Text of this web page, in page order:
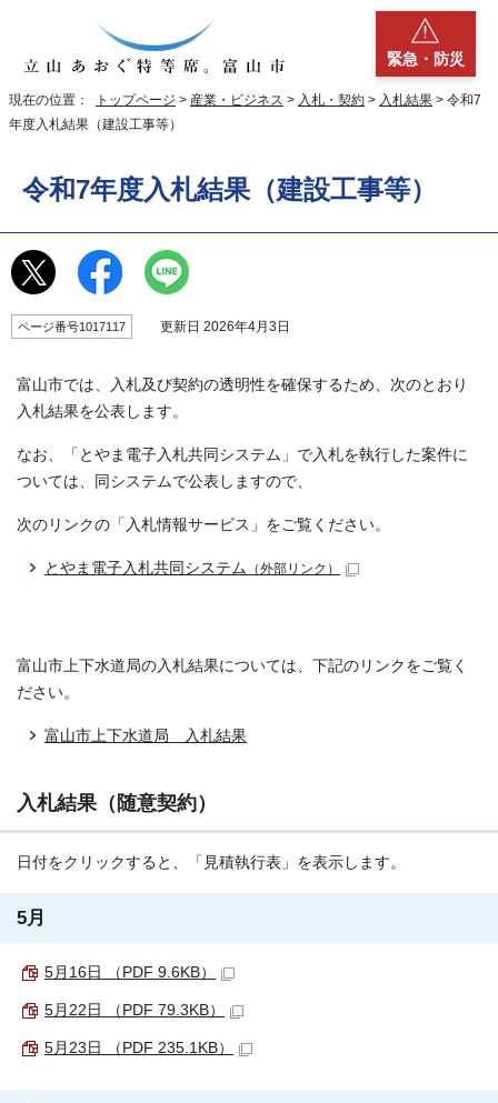
緊急・防災
現在の位置： トップページ > 産業・ビジネス > 入札・契約 > 入札結果 > 令和7
年度入札結果（建設工事等）
令和7年度入札結果（建設工事等）
ページ番号1017117 更新日 2026年4月3日
富山市では、入札及び契約の透明性を確保するため、次のとおり
入札結果を公表します。
なお、「とやま電子入札共同システム」で入札を執行した案件に
ついては、同システムで公表しますので、
次のリンクの「入札情報サービス」をご覧ください。
とやま電子入札共同システム （外部リンク）
富山市上下水道局の入札結果については、下記のリンクをご覧く
ださい。
富山市上下水道局 入札結果
入札結果（随意契約）
日付をクリックすると、「見積執行表」を表示します。
5月
5月16日 （PDF 9.6KB）
5月22日 （PDF 79.3KB）
5月23日 （PDF 235.1KB）